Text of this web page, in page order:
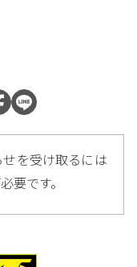
を受け取るには
要です。